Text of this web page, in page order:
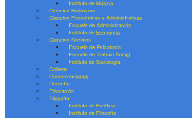
Instituto de Música
Ciencias Biológicas
Ciencias Económicas y Administrativas
Escuela de Administración
Instituto de Economía
Ciencias Sociales
Escuela de Psicología
Escuela de Trabajo Social
Instituto de Sociología
College
Comunicaciones
Derecho
Educación
Filosofía
Instituto de Estética
Instituto de Filosofía